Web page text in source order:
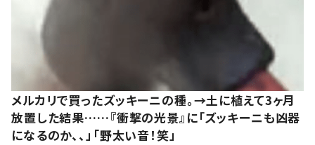
メルカリで買ったズッキーニの種。→土に植えて3ヶ月
放置した結果……『衝撃の光景』に「ズッキーニも凶器
になるのか、、」「野太い音！笑」